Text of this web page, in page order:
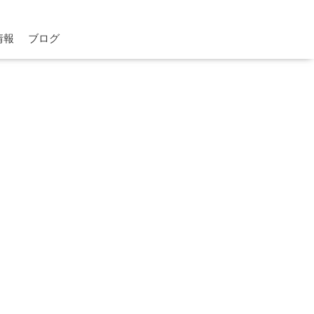
報 ブログ